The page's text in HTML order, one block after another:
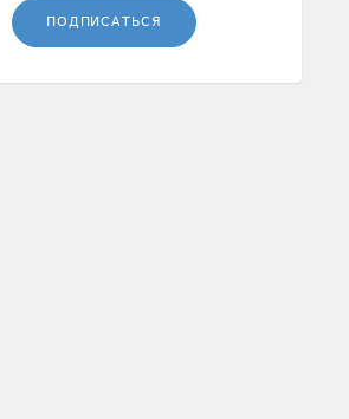
ПОДПИСАТЬСЯ